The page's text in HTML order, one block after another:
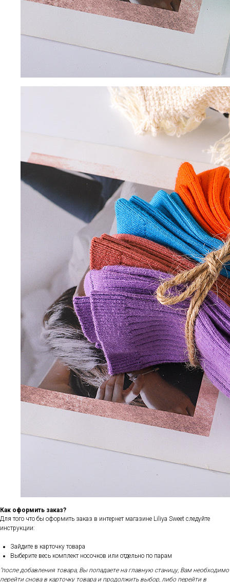
Как оформить заказ?
Для того что бы оформить заказ в интернет магазине Liliya Sweet следуйте
инструкции:
Зайдите в карточку товара
Выберите весь комплект носочков или отдельно по парам
"после добавления товара, Вы попадаете на главную станицу, Вам необходимо
перейти снова в карточку товара и продолжить выбор, либо перейти в